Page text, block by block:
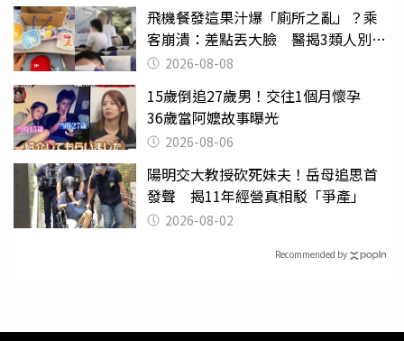
飛機餐發這果汁爆「廁所之亂」？乘
客崩潰：差點丟大臉 醫揭3類人別亂
喝 2026-08-08
15歲倒追27歲男！交往1個月懷孕
36歲當阿嬤故事曝光
2026-08-06
陽明交大教授砍死妹夫！岳母追思首
發聲 揭11年經營真相駁「爭產」
2026-08-02
Recommended by